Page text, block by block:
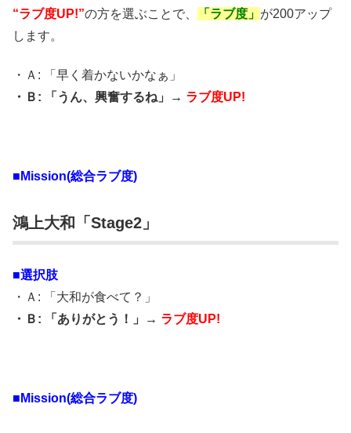
“ラブ度UP!”の方を選ぶことで、 「ラブ度」 が200アップ
します。
・Ａ: 「早く着かないかなぁ」
・Ｂ: 「うん、興奮するね」→ ラブ度UP!
■Mission(総合ラブ度)
鴻上大和「Stage2」
■選択肢
・Ａ: 「大和が食べて？」
・Ｂ: 「ありがとう！」→ ラブ度UP!
■Mission(総合ラブ度)